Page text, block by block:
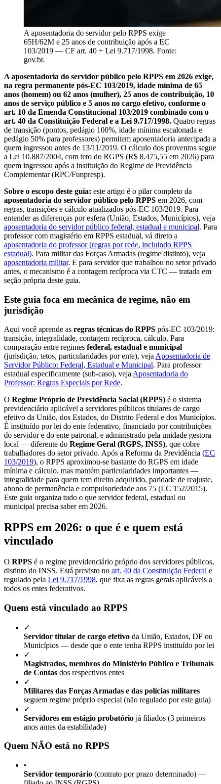
A aposentadoria do servidor pelo RPPS exige
65H/62M e 25 anos de contribuição após a EC
103/2019 — CF art. 40 + Lei 9.717/1998. Fonte:
gov.br.
A aposentadoria do servidor público pelo RPPS em 2026 exige,
na regra permanente pós-EC 103/2019, idade mínima de 65
anos (homem) ou 62 anos (mulher), 25 anos de contribuição, 10
anos de serviço público e 5 anos no cargo efetivo, conforme o
art. 10 da Emenda Constitucional 103/2019 combinado com o
art. 40 da Constituição Federal e a Lei 9.717/1998. Quatro regras
de transição (pontos, pedágio 100%, idade mínima escalonada e
pedágio 50% para professores) permitem aposentadoria antecipada a
quem ingressou antes de 13/11/2019. O cálculo dos proventos segue
a Lei 10.887/2004, com teto do RGPS (R$ 8.475,55 em 2026) para
quem ingressou após a instituição do Regime de Previdência
Complementar (RPC/Funpresp).
Sobre o escopo deste guia: este artigo é o pilar completo da
aposentadoria do servidor público pelo RPPS em 2026, com
regras, transições e cálculo atualizados pós-EC 103/2019. Para
entender as diferenças por esfera (União, Estados, Municípios), veja
aposentadoria do servidor público federal, estadual e municipal. Para
professor com magistério em RPPS estadual, vá direto a
aposentadoria do professor (regras por rede, incluindo RPPS
estadual). Para militar das Forças Armadas (regime distinto), veja
aposentadoria militar. E para servidor que trabalhou no setor privado
antes, o mecanismo é a contagem recíproca via CTC — tratada em
seção própria deste guia.
Este guia foca em mecânica de regime, não em
jurisdição
Aqui você aprende as regras técnicas do RPPS pós-EC 103/2019:
transição, integralidade, contagem recíproca, cálculo. Para
comparação entre regimes federal, estadual e municipal
(jurisdição, tetos, particularidades por ente), veja Aposentadoria de
Servidor Público: Federal, Estadual e Municipal. Para professor
estadual especificamente (sub-caso), veja Aposentadoria do
Professor: Regras Especiais por Rede.
O Regime Próprio de Previdência Social (RPPS) é o sistema
previdenciário aplicável a servidores públicos titulares de cargo
efetivo da União, dos Estados, do Distrito Federal e dos Municípios.
É instituído por lei do ente federativo, financiado por contribuições
do servidor e do ente patronal, e administrado pela unidade gestora
local — diferente do Regime Geral (RGPS, INSS), que cobre
trabalhadores do setor privado. Após a Reforma da Previdência (EC
103/2019), o RPPS aproximou-se bastante do RGPS em idade
mínima e cálculo, mas mantém particularidades importantes —
integralidade para quem tem direito adquirido, paridade de reajuste,
abono de permanência e compulsoriedade aos 75 (LC 152/2015).
Este guia organiza tudo o que servidor federal, estadual ou
municipal precisa saber em 2026.
RPPS em 2026: o que é e quem está
vinculado
O RPPS é o regime previdenciário próprio dos servidores públicos,
distinto do INSS. Está previsto no art. 40 da Constituição Federal e
regulado pela Lei 9.717/1998, que fixa as regras gerais aplicáveis a
todos os entes federativos.
Quem está vinculado ao RPPS
✓
Servidor titular de cargo efetivo da União, Estados, DF ou
Municípios — desde que o ente tenha RPPS instituído por lei
✓
Magistrados, membros do Ministério Público e Tribunais
de Contas dos respectivos entes
✓
Militares das Forças Armadas e das polícias militares
seguem regime próprio especial (não regulado por este guia)
✓
Servidores em estágio probatório já filiados (3 primeiros
anos antes da estabilidade)
Quem NÃO está no RPPS
•
Servidor temporário (contrato por prazo determinado) —